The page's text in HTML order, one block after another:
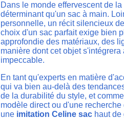
Dans le monde effervescent de
déterminant qu'un sac à main.
personnelle, un récit silencieux
choix d'un sac parfait exige bien
approfondie des matériaux, des
manière dont cet objet
impeccable.
En tant qu'experts en matière
qui va bien au-delà des
de la durabilité du style, et
modèle direct ou d'une
une imitation Celine sac haut de